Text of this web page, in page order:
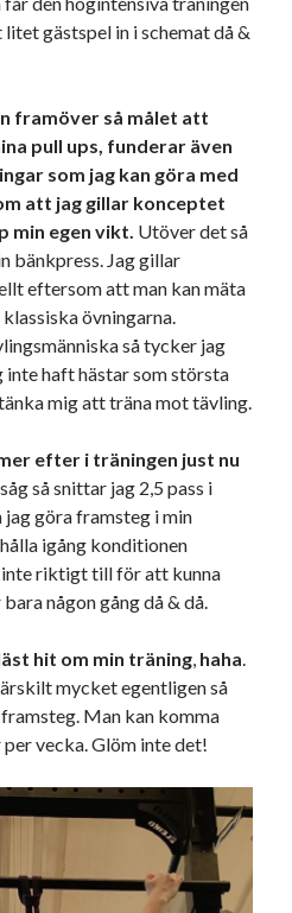
gästspel in i schemat då &
framöver så målet att
pull ups, funderar även
som jag kan göra med
att jag gillar konceptet
min egen vikt. Utöver det så
bänkpress. Jag gillar
eftersom att man kan mäta
övningarna.
så tycker jag
haft hästar som största
mig att träna mot tävling.
efter i träningen just nu
så snittar jag 2,5 pass i
jag göra framsteg i min
igång konditionen
riktigt till för att kunna
någon gång då & då.
hit om min träning, haha.
mycket egentligen så
Man kan komma
vecka. Glöm inte det!